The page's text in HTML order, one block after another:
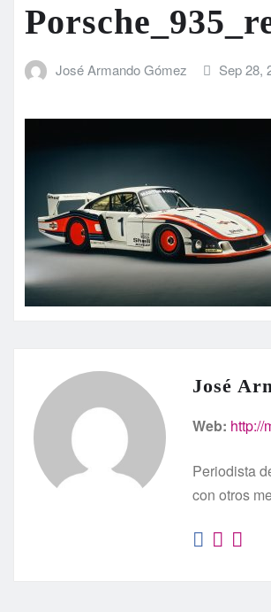
José Armando Gómez Sep 28,
José
Web: http://
Periodista
con otros